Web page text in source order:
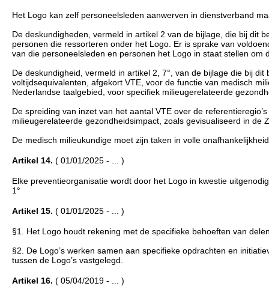
Het Logo kan zelf personeelsleden aanwerven in dienstverband
De deskundigheden, vermeld in artikel 2 van de bijlage, die bij dit
personen die ressorteren onder het Logo. Er is sprake van
van die personeelsleden en personen het Logo in staat stellen om
De deskundigheid, vermeld in artikel 2, 7°, van de bijlage die bij
voltijdsequivalenten, afgekort VTE, voor de functie van medisch
Nederlandse taalgebied, voor specifiek milieugerelateerde
De spreiding van inzet van het aantal VTE over de
milieugerelateerde gezondheidsimpact, zoals gevisualiseerd in de
De medisch milieukundige moet zijn taken in volle
Artikel 14. ( 01/01/2025 - ... )
Elke preventieorganisatie wordt door het Logo in kwestie
1°
Artikel 15. ( 01/01/2025 - ... )
§1. Het Logo houdt rekening met de specifieke behoeften van
§2. De Logo’s werken samen aan specifieke opdrachten en
tussen de Logo’s vastgelegd.
Artikel 16. ( 05/04/2019 - ... )